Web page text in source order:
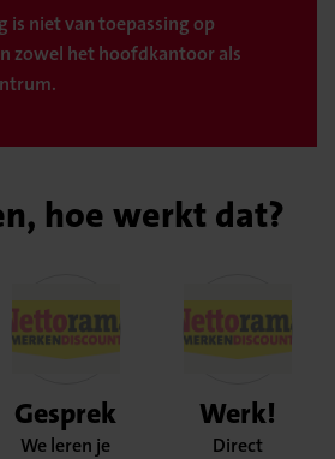
is niet van toepassing op
zowel het hoofdkantoor als
hoe werkt dat?
Gesprek
We leren je
Werk!
Direct